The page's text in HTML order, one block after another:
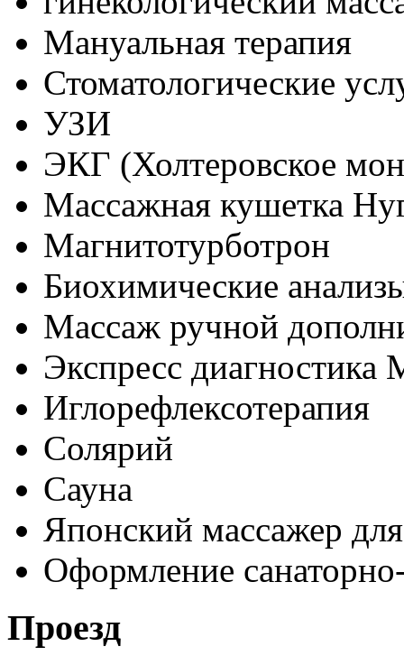
Мануальная терапия
Стоматологические
УЗИ
ЭКГ (Холтеровское
Массажная кушетка
Магнитотурботрон
Биохимические
Массаж ручной
Экспресс диагностика
Иглорефлексотерапия
Солярий
Сауна
Японский массажер
Оформление
Проезд